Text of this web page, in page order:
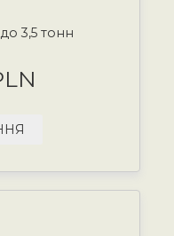
3,5 тонн